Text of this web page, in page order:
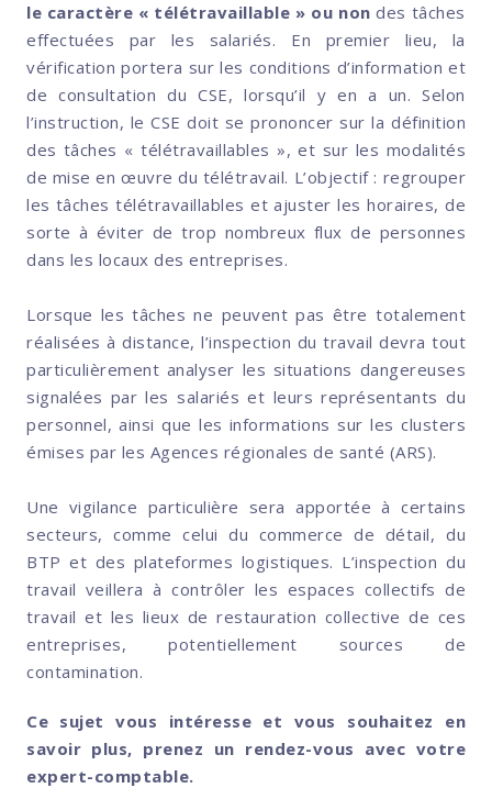
le caractère « télétravaillable » ou non des tâches
effectuées par les salariés. En premier lieu, la
vérification portera sur les conditions d’information et
de consultation du CSE, lorsqu’il y en a un. Selon
l’instruction, le CSE doit se prononcer sur la définition
des tâches « télétravaillables », et sur les modalités
de mise en œuvre du télétravail. L’objectif : regrouper
les tâches télétravaillables et ajuster les horaires, de
sorte à éviter de trop nombreux flux de personnes
dans les locaux des entreprises.
Lorsque les tâches ne peuvent pas être totalement
réalisées à distance, l’inspection du travail devra tout
particulièrement analyser les situations dangereuses
signalées par les salariés et leurs représentants du
personnel, ainsi que les informations sur les clusters
émises par les Agences régionales de santé (ARS).
Une vigilance particulière sera apportée à certains
secteurs, comme celui du commerce de détail, du
BTP et des plateformes logistiques. L’inspection du
travail veillera à contrôler les espaces collectifs de
travail et les lieux de restauration collective de ces
entreprises, potentiellement sources de
contamination.
Ce sujet vous intéresse et vous souhaitez en
savoir plus, prenez un rendez-vous avec votre
expert-comptable.